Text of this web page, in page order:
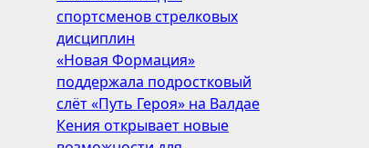
спортсменов стрелковых
дисциплин
«Новая Формация»
поддержала подростковый
слёт «Путь Героя» на Валдае
Кения открывает новые